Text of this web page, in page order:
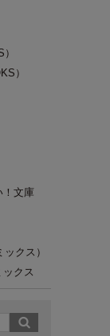
）
！文庫
クス）
クス